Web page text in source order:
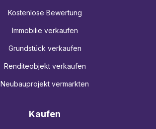
Kostenlose Bewertung
Immobilie verkaufen
Grundstück verkaufen
Renditeobjekt verkaufen
Neubauprojekt vermarkten
Kaufen